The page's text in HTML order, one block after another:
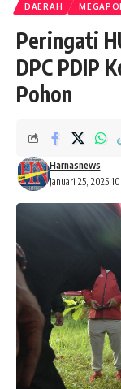
DAERAH
Peringati
DPC PDIP
Pohon
Januari 25, 2025
Harnasnews